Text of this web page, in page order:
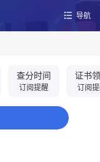
导航
查分时间
订阅提醒
证书
订阅